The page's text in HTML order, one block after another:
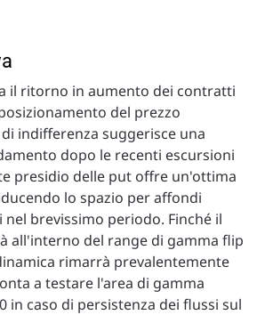
il ritorno in aumento dei contratti
del prezzo
indifferenza suggerisce una
dopo le recenti escursioni
presidio delle put offre un'ottima
lo spazio per affondi
brevissimo periodo. Finché il
all'interno del range di gamma flip
rimarrà prevalentemente
a testare l'area di gamma
in caso di persistenza dei flussi sul